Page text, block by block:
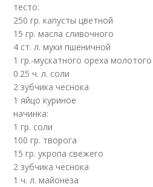
тесто:
250 гр. капусты цветной
15 гр. масла сливочного
4 ст. л. муки пшеничной
1 гр.-мускатного ореха молотого
0.25 ч. л. соли
2 зубчика чеснока
1 яйцо куриное
начинка:
1 гр. соли
100 гр. творога
15 гр. укропa свежего
2 зубчика чеснока
1 ч. л. майонеза